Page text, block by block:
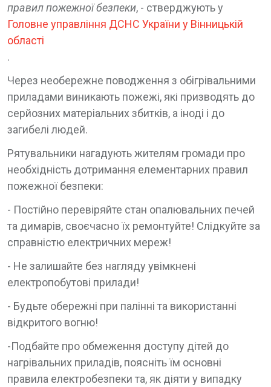
правил пожежної безпеки, - стверджують у
Головне управління ДСНС України у Вінницькій
області
.
Через необережне поводження з обігрівальними
приладами виникають пожежі, які призводять до
серйозних матеріальних збитків, а іноді і до
загибелі людей.
Рятувальники нагадують жителям громади про
необхідність дотримання елементарних правил
пожежної безпеки:
- Постійно перевіряйте стан опалювальних печей
та димарів, своєчасно їх ремонтуйте! Слідкуйте за
справністю електричних мереж!
- Не залишайте без нагляду увімкнені
електропобутові прилади!
- Будьте обережні при палінні та використанні
відкритого вогню!
-Подбайте про обмеження доступу дітей до
нагрівальних приладів, поясніть їм основні
правила електробезпеки та, як діяти у випадку